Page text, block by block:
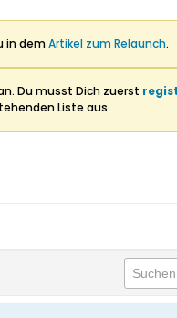
in demArtikel zum Relaunch.
Du musst Dich zuerst
Liste aus.